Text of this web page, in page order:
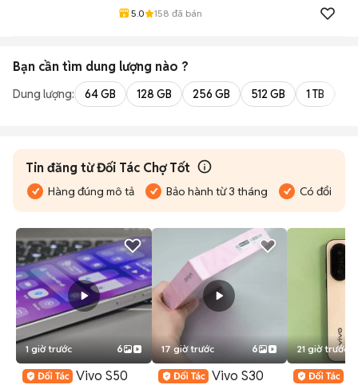
5.0 158 đã bán
Bạn cần tìm dung lượng nào ?
Dung lượng: 64 GB 128 GB 256 GB 512 GB 1 TB
Tin đăng từ Đối Tác Chợ Tốt
Hàng đúng mô tả Bảo hành từ 3 tháng Có đổi trả
1 giờ trước 6
Vivo S50
17 giờ trước 6
Vivo S30
21 giờ trước